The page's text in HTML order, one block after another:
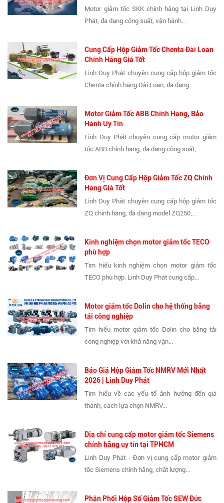
Motor giảm tốc SKK chính hãng tại Linh Duy
Phát, đa dạng công suất, vận hành...
Cung Cấp Hộp Giảm Tốc Chenta Đài Loan
Chính Hãng Giá Tốt
Linh Duy Phát chuyên cung cấp hộp giảm tốc
Chenta chính hãng Đài Loan, đa dạng...
Motor Giảm Tốc ABB Chính Hãng, Bảo
Hành Uy Tín
Linh Duy Phát chuyên cung cấp motor giảm
tốc ABB chính hãng, đa dạng công suất,...
Đơn Vị Cung Cấp Hộp Giảm Tốc ZQ Chính
Hãng Giá Tốt
Linh Duy Phát chuyên cung cấp hộp giảm tốc
ZQ chính hãng, đa dạng model ZQ250,...
Kinh nghiệm chọn motor giảm tốc TECO
phù hợp
Tìm hiểu kinh nghiệm chọn motor giảm tốc
TECO phù hợp. Linh Duy Phát cung cấp...
Motor giảm tốc Dolin cho hệ thống băng
tải công nghiệp
Tìm hiểu motor giảm tốc Dolin cho băng tải
công nghiệp với khả năng vận...
Báo Giá Hộp Giảm Tốc NMRV Mới Nhất
2026 | Linh Duy Phát
Tìm hiểu về các yếu tố ảnh hưởng đến giá
thành, cách lựa chọn NMRV...
Địa chỉ cung cấp motor giảm tốc Siemens
chính hãng uy tín tại TPHCM
Linh Duy Phát - Đơn vị cung cấp motor giảm
tốc Siemens chính hãng, chất lượng...
Phân Phối Hộp Số Giảm Tốc SEW Đức